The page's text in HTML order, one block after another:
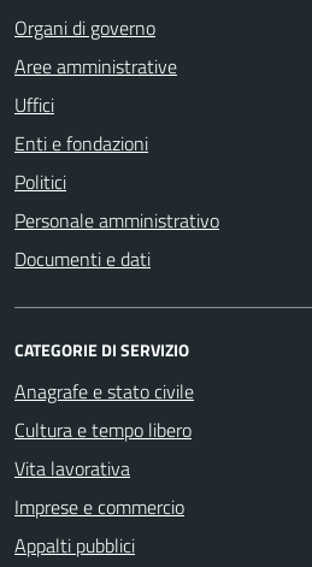
Organi di governo
Aree amministrative
Uffici
Enti e fondazioni
Politici
Personale amministrativo
Documenti e dati
CATEGORIE DI SERVIZIO
Anagrafe e stato civile
Cultura e tempo libero
Vita lavorativa
Imprese e commercio
Appalti pubblici